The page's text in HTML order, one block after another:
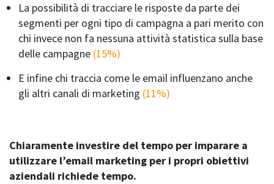
La possibilità di tracciare le risposte da parte dei
segmenti per ogni tipo di campagna a pari merito con
chi invece non fa nessuna attività statistica sulla base
delle campagne (15%)
E infine chi traccia come le email influenzano anche
gli altri canali di marketing (11%)
Chiaramente investire del tempo per imparare a
utilizzare l’email marketing per i propri obiettivi
aziendali richiede tempo.